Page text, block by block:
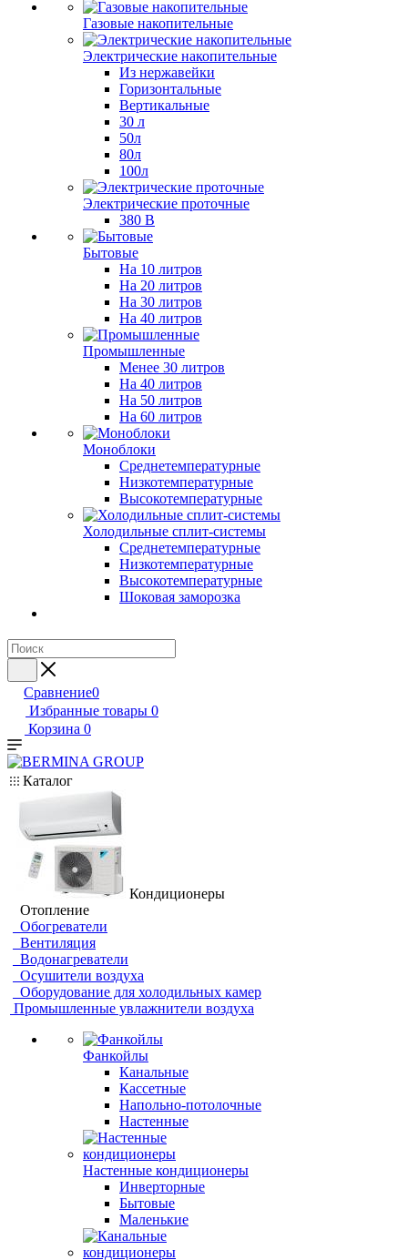
Газовые накопительные
Электрические накопительные
Из нержавейки
Горизонтальные
Вертикальные
30 л
50л
80л
100л
Электрические проточные
380 В
Бытовые
На 10 литров
На 20 литров
На 30 литров
На 40 литров
Промышленные
Менее 30 литров
На 40 литров
На 50 литров
На 60 литров
Моноблоки
Среднетемпературные
Низкотемпературные
Высокотемпературные
Холодильные сплит-системы
Среднетемпературные
Низкотемпературные
Высокотемпературные
Шоковая заморозка
Сравнение0
Избранные товары 0
Корзина 0
Каталог
Кондиционеры
Отопление
Обогреватели
Вентиляция
Водонагреватели
Осушители воздуха
Оборудование для холодильных камер
Промышленные увлажнители воздуха
Фанкойлы
Канальные
Кассетные
Напольно-потолочные
Настенные
Настенные кондиционеры
Инверторные
Бытовые
Маленькие